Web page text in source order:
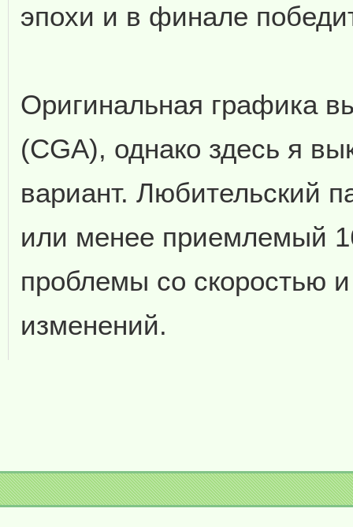
эпохи и в финале
Оригинальная графика
(CGA), однако здесь я
вариант. Любительский
или менее приемлемый
проблемы со скоростью
изменений.